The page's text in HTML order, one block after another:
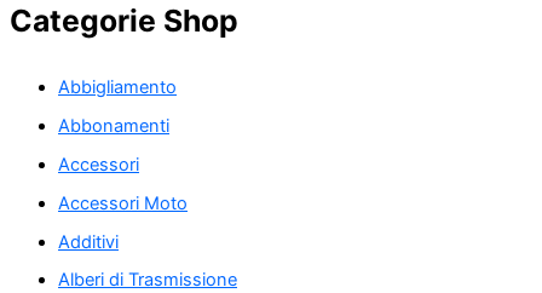
Categorie Shop
Abbigliamento
Abbonamenti
Accessori
Accessori Moto
Additivi
Alberi di Trasmissione